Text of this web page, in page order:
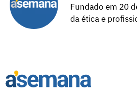
Fundado em 20
da ética e